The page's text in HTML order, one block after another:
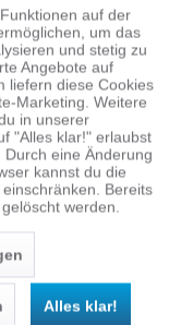
mehr
Aktiv
Inaktiv
Inaktiv
Inaktiv
auf der
um das
und stetig zu
Angebote auf
liefern diese Cookies
Marketing. Weitere
in unserer
"Alles klar!" erlaubst
eine Änderung
kannst du die
Bereits
werden.
Alles klar!